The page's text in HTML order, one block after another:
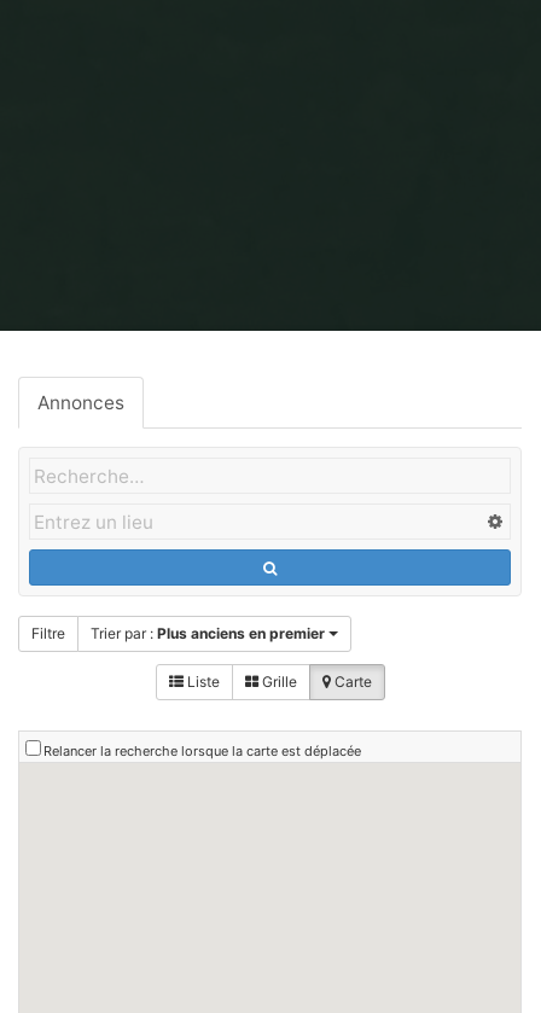
Annonces
Filtre Trier par :Plus anciens en premier
Liste Grille Carte
Relancer la recherche lorsque la carte est déplacée